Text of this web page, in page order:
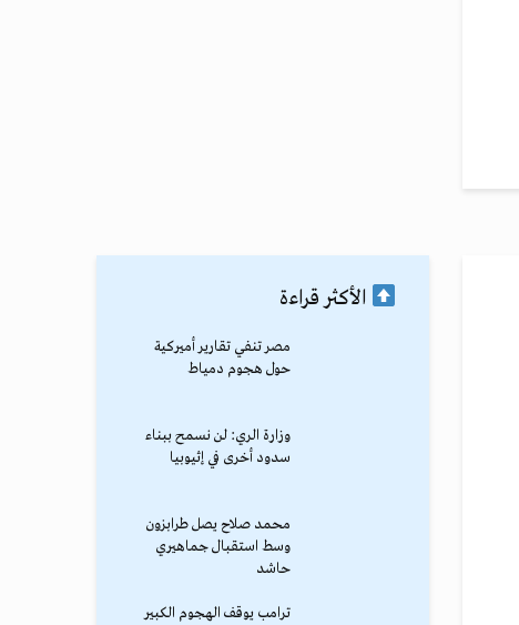
الأكثر قراءة
مصر تنفي تقارير أميركية
حول هجوم دمياط
وزارة الري: لن نسمح ببناء
سدود أخرى في إثيوبيا
محمد صلاح يصل طرابزون
وسط استقبال جماهيري
حاشد
ترامب يوقف الهجوم الكبير